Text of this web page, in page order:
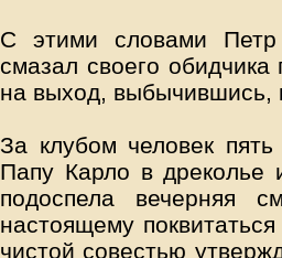
С этими словами
смазал своего
на выход, выбычившись,
За клубом человек
Папу Карло в дреколье
подоспела вечерняя
настоящему
чистой совестью